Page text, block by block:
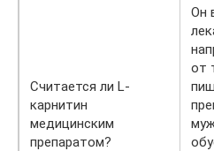
Считается ли L-
карнитин
медицинским
препаратом?
Он
от